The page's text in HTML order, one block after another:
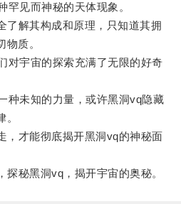
见而神秘的天体现象。
解其构成和原理，只知道其拥
质。
宇宙的探索充满了无限的好奇
未知的力量，或许黑洞vq隐藏
才能彻底揭开黑洞vq的神秘面
秘黑洞vq，揭开宇宙的奥秘。